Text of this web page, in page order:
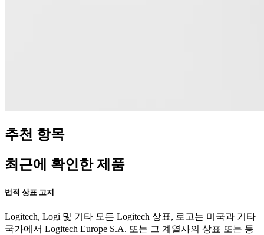
추천 항목
최근에 확인한 제품
법적 상표 고지
Logitech, Logi 및 기타 모든 Logitech 상표, 로고는 미국과 기타
국가에서 Logitech Europe S.A. 또는 그 계열사의 상표 또는 등